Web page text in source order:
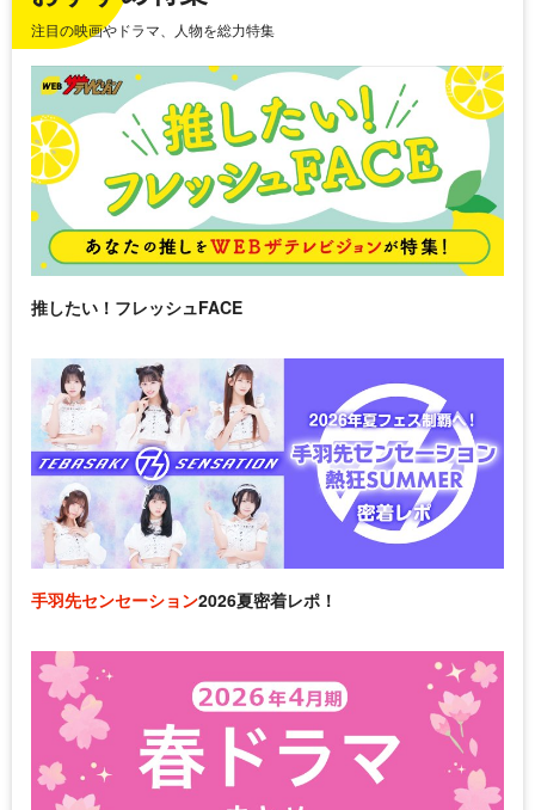
注目の映画やドラマ、人物を総力特集
推したい！フレッシュFACE
手羽先センセーション2026夏密着レポ！